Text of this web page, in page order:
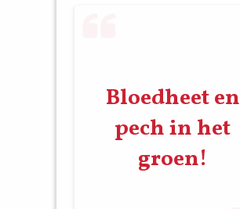
Bloedheet en
pech in het
groen!